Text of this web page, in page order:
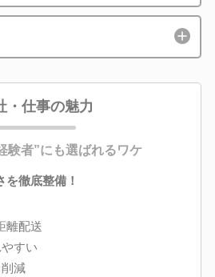
・仕事の魅力
験者”にも選ばれるワケ
徹底整備！
離配送
すい
減